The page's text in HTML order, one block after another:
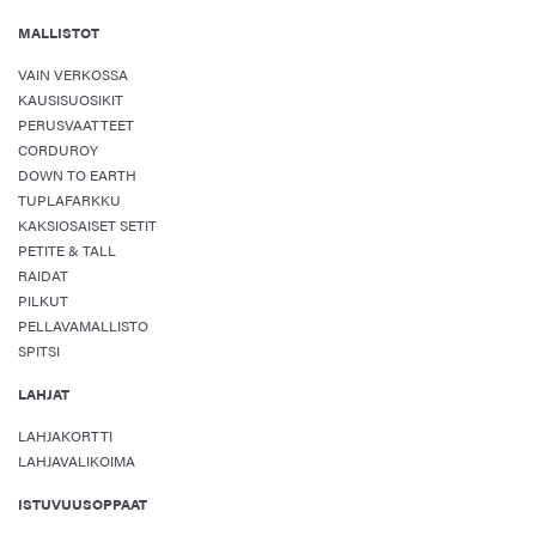
MALLISTOT
VAIN VERKOSSA
KAUSISUOSIKIT
PERUSVAATTEET
CORDUROY
DOWN TO EARTH
TUPLAFARKKU
KAKSIOSAISET SETIT
PETITE & TALL
RAIDAT
PILKUT
PELLAVAMALLISTO
SPITSI
LAHJAT
LAHJAKORTTI
LAHJAVALIKOIMA
ISTUVUUSOPPAAT